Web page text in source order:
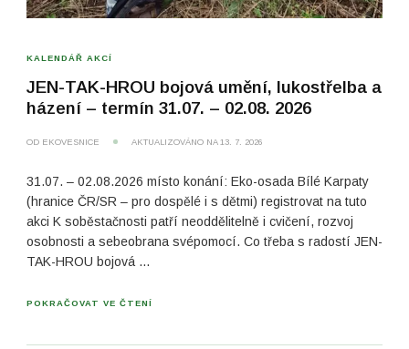
KALENDÁŘ AKCÍ
JEN-TAK-HROU bojová umění, lukostřelba a
házení – termín 31.07. – 02.08. 2026
OD EKOVESNICE AKTUALIZOVÁNO NA 13. 7. 2026
31.07. – 02.08.2026 místo konání: Eko-osada Bílé Karpaty
(hranice ČR/SR – pro dospělé i s dětmi) registrovat na tuto
akci K soběstačnosti patří neoddělitelně i cvičení, rozvoj
osobnosti a sebeobrana svépomocí. Co třeba s radostí JEN-
TAK-HROU bojová …
POKRAČOVAT VE ČTENÍ